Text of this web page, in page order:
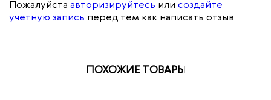
Пожалуйста авторизируйтесь или создайте
учетную запись перед тем как написать отзыв
ПОХОЖИЕ ТОВАРЫ